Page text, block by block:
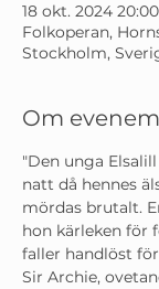
18 okt. 2024
Folkoperan,
Stockholm,
Om
"Den unga
natt då hennes
mördas brutalt.
hon kärleken för
faller handlöst
Sir Archie,